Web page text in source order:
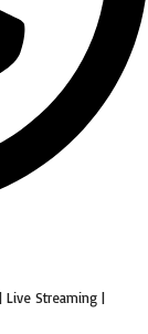
Live Streaming |